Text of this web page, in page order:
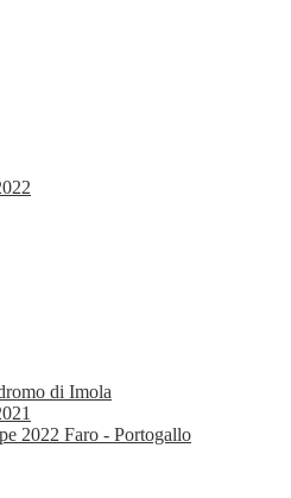
di Imola
2022 Faro - Portogallo